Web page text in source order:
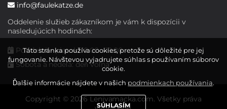
info@faulekatze.de
Oddelenie služieb zákazníkom je vám k dispozícii v
nasledujúcich hodinách:
Pondelok - piatok: 10:00 - 19:00
Sobota a nedeľa: deň voľna
Copyright © 2026 Lenivamacka.com. Všetky práva
Táto stránka používa cookies, pretože sú dôležité pre jej
fungovanie. Návštevou vyjadrujete súhlas s používaním súborov
cookie.
Ďalšie informácie nájdete v našich podmienkach používania.
SÚHLASÍM